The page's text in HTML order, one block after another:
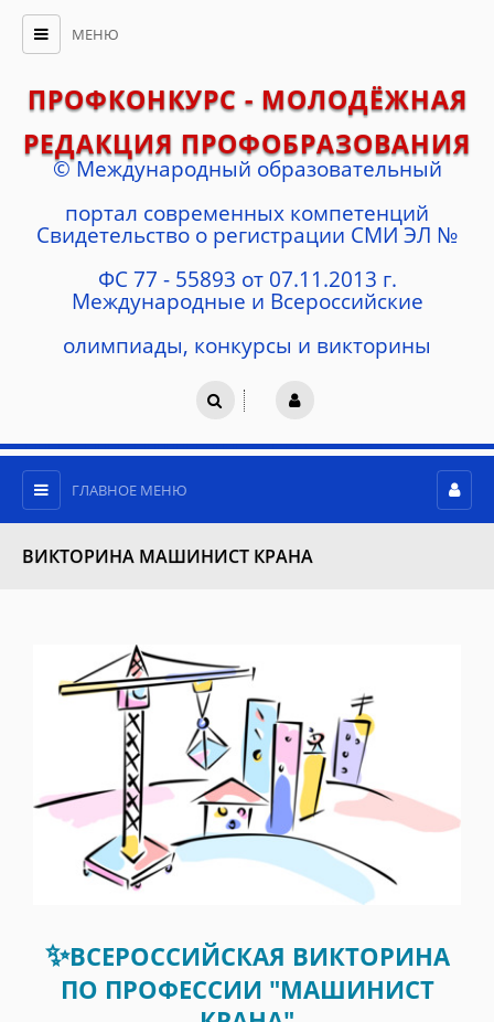
МЕНЮ
ПРОФКОНКУРС - МОЛОДЁЖНАЯ
РЕДАКЦИЯ ПРОФОБРАЗОВАНИЯ
© Международный образовательный
портал современных компетенций
Cвидетельство о регистрации СМИ ЭЛ №
ФС 77 - 55893 от 07.11.2013 г.
Международные и Всероссийские
олимпиады, конкурсы и викторины
ГЛАВНОЕ МЕНЮ
ВИКТОРИНА МАШИНИСТ КРАНА
✨ВСЕРОССИЙСКАЯ ВИКТОРИНА
ПО ПРОФЕССИИ "МАШИНИСТ